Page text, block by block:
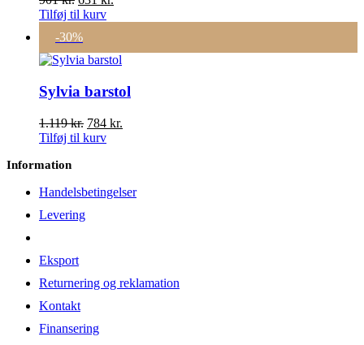
oprindelige
var:
901 kr..631 kr..
Tilføj til kurv
-30%
Sylvia barstol
1.119kr. Den
oprindelige
784 kr.
Tilføj til kurv
Information
Handelsbetingelser
Levering
Eksport
Returnering og reklamation
Kontakt
Finansering